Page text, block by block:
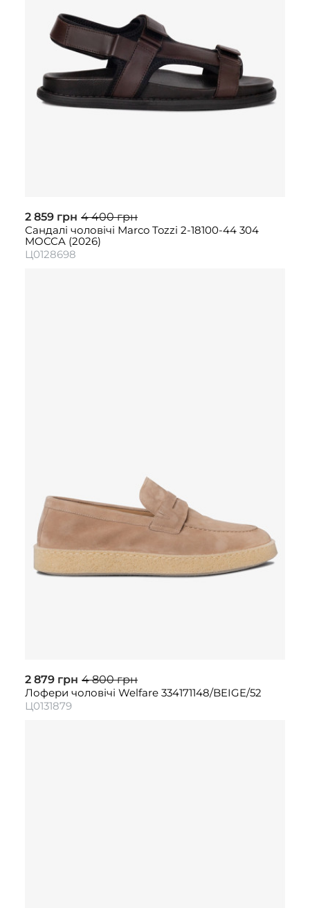
2 859 грн 4 400 грн
Сандалі чоловічі Marco Tozzi 2-18100-44 304
MOCCA (2026)
Ц0128698
2 879 грн 4 800 грн
Лофери чоловічі Welfare 334171148/BEIGE/52
Ц0131879